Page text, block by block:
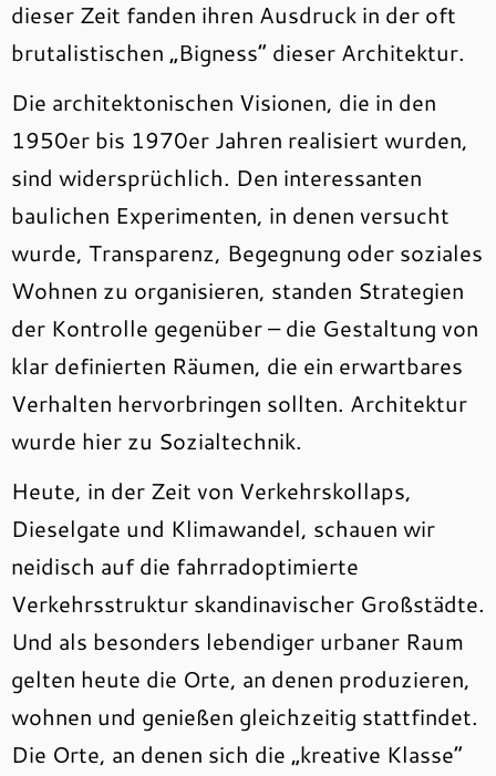
dieser Zeit fanden ihren Ausdruck in der oft
brutalistischen „Bigness“ dieser Architektur.
Die architektonischen Visionen, die in den
1950er bis 1970er Jahren realisiert wurden,
sind widersprüchlich. Den interessanten
baulichen Experimenten, in denen versucht
wurde, Transparenz, Begegnung oder soziales
Wohnen zu organisieren, standen Strategien
der Kontrolle gegenüber – die Gestaltung von
klar definierten Räumen, die ein erwartbares
Verhalten hervorbringen sollten. Architektur
wurde hier zu Sozialtechnik.
Heute, in der Zeit von Verkehrskollaps,
Dieselgate und Klimawandel, schauen wir
neidisch auf die fahrradoptimierte
Verkehrsstruktur skandinavischer Großstädte.
Und als besonders lebendiger urbaner Raum
gelten heute die Orte, an denen produzieren,
wohnen und genießen gleichzeitig stattfindet.
Die Orte, an denen sich die „kreative Klasse“